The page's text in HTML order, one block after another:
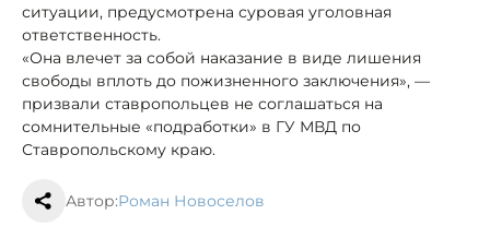
ситуации, предусмотрена суровая уголовная
ответственность.
«Она влечет за собой наказание в виде лишения
свободы вплоть до пожизненного заключения», —
призвали ставропольцев не соглашаться на
сомнительные «подработки» в ГУ МВД по
Ставропольскому краю.
Автор:Роман Новоселов